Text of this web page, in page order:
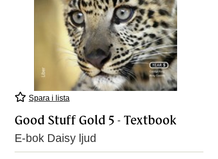
Spara i lista
Good Stuff Gold 5 - Textbook
E-bok Daisy ljud